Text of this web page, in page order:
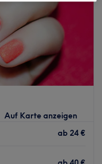
Auf Karte anzeigen
ab 24 €